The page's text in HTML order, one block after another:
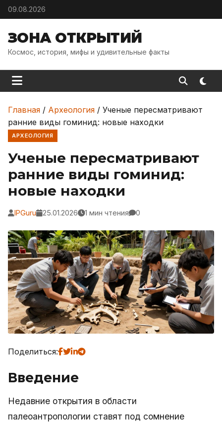
Skip to content
09.08.2026
ЗОНА ОТКРЫТИЙ
Космос, история, мифы и удивительные факты
Главная / Археология / Ученые пересматривают
ранние виды гоминид: новые находки
АРХЕОЛОГИЯ
Ученые пересматривают
ранние виды гоминид:
новые находки
IPGuru 25.01.2026 1 мин чтения 0
Поделиться:
Введение
Недавние открытия в области
палеоантропологии ставят под сомнение